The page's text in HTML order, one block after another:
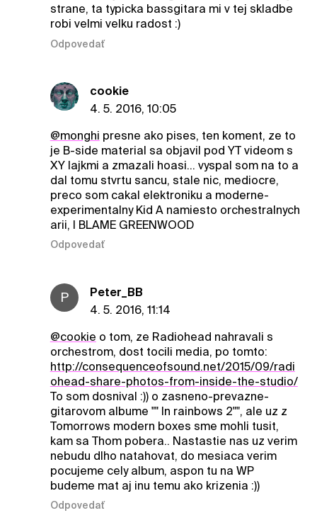
strane, ta typicka bassgitara mi v tej skladbe
robi velmi velku radost :)
Odpovedať
cookie
4. 5. 2016, 10:05
@monghi presne ako pises, ten koment, ze to
je B-side material sa objavil pod YT videom s
XY lajkmi a zmazali hoasi... vyspal som na to a
dal tomu stvrtu sancu, stale nic, mediocre,
preco som cakal elektroniku a moderne-
experimentalny Kid A namiesto orchestralnych
arii, I BLAME GREENWOOD
Odpovedať
P
Peter_BB
4. 5. 2016, 11:14
@cookie o tom, ze Radiohead nahravali s
orchestrom, dost tocili media, po tomto:
http://consequenceofsound.net/2015/09/radi
ohead-share-photos-from-inside-the-studio/
To som dosnival :)) o zasneno-prevazne-
gitarovom albume "" In rainbows 2"", ale uz z
Tomorrows modern boxes sme mohli tusit,
kam sa Thom pobera.. Nastastie nas uz verim
nebudu dlho natahovat, do mesiaca verim
pocujeme cely album, aspon tu na WP
budeme mat aj inu temu ako krizenia :))
Odpovedať